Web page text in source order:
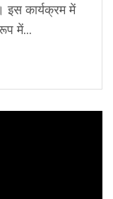
इस कार्यक्रम में
में...